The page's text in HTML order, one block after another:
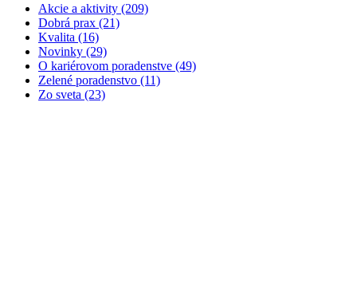
Akcie a aktivity (209)
Dobrá prax (21)
Kvalita (16)
Novinky (29)
O kariérovom poradenstve (49)
Zelené poradenstvo (11)
Zo sveta (23)